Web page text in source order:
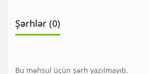
Şərhlər (0)
Bu məhsul üçün şərh yazılmayıb.